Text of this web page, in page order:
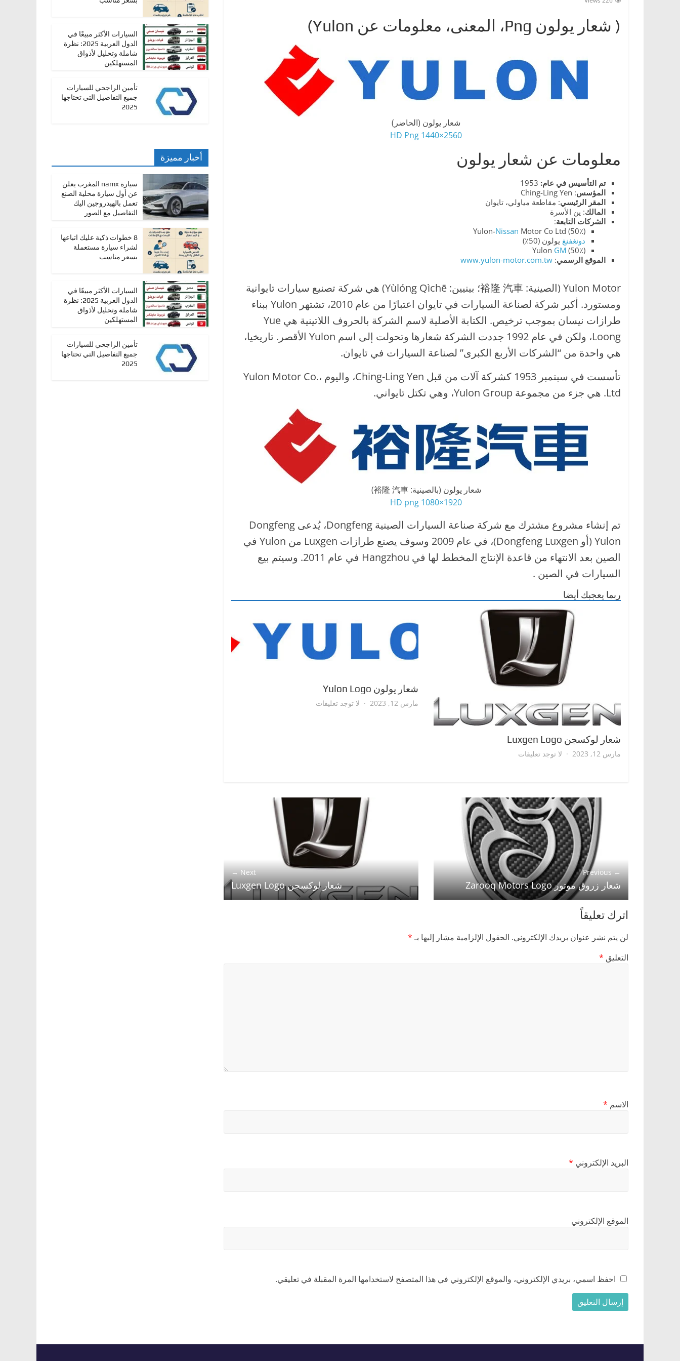
ت
ا
ي
،
ت
ي
ا
ت
س
ي
ا
ت
ا
ج
ة
( شعار يولونPng ‎، المعنى، معلومات عن Yulon)
شعار يولون (الحاضر)
2560×1440 HD Png
معلومات عن شعار يولون
تم التأسيس في عام:
المؤسس: Ching-Ling Yen
المقر الرئيسي: مقاطعة مياولي، تايوان
المالك: ين الأسرة
الشركات التابعة:
Yulon-Nissan Motor Co Ltd (50٪)
دونغفنغ يولون (50٪)
Yulon GM (50٪)
الموقع الرسمي:
www.yulon-motor.com.tw
Yulon Motor (الصينية: 裕隆 汽車؛ بينيين: Yùlóng Qìchē) هي شركة تصنيع سيارات تايوانية
ومستورد. أكبر شركة لصناعة السيارات في تايوان اعتبارًا من عام 2010، تشتهر Yulon ببناء
طرازات نيسان بموجب ترخيص. الكتابة الأصلية لاسم الشركة بالحروف اللاتينية هي Yue
Loong، ولكن في عام 1992 جددت الشركة شعارها وتحولت إلى اسم Yulon الأقصر. تاريخيا،
هي واحدة من “الشركات الأربع الكبرى” لصناعة السيارات في تايوان.
تأسست في سبتمبر 1953 كشركة آلات من قبل Ching-Ling Yen، واليوم Yulon Motor Co.،
Ltd. هي جزء من مجموعة Yulon Group، وهي تكتل تايواني.
شعار يولون (بالصينية: 裕隆 汽車)
1920×1080 HD png
تم إنشاء مشروع مشترك مع شركة صناعة السيارات الصينية Dongfeng، يُدعى Dongfeng
Yulon (أو Dongfeng Luxgen)، في عام 2009 وسوف يصنع طرازات Luxgen من Yulon في
الصين بعد الانتهاء من قاعدة الإنتاج المخطط لها في Hangzhou في عام 2011. وسيتم بيع
السيارات في الصين .
ربما يعجبك أيضا
شعار لوكسجن Luxgen Logo
مارس 12, 2023 لا توجد تعليقات
Logo
شعار يولون Yulon Logo
مارس 12, 2023 لا توجد تعليقات
← Previous
شعار زروق موتور Zarooq Motors Logo
Next →
شعار لوكسجن Luxgen Logo
اترك تعليقاً
لن يتم نشر عنوان بريدك الإلكتروني. الحقول الإلزامية مشار إليها بـ*
التعليق *
الاسم *
البريد الإلكتروني *
الموقع الإلكتروني
احفظ اسمي، بريدي الإلكتروني، والموقع الإلكتروني في هذا المتصفح لاستخدامها المرة المقبلة في تعليقي.
السيارات الأكثر مبيعًا في
الدول العربية 2025: نظرة
شاملة وتحليل لأذواق
المستهلكين
تأمين الراجحي للسيارات
جميع التفاصيل التي تحتاجها
2025
أخبار مميزة
سيارة namx المغرب يعلن
عن أول سيارة محلية الصنع
تعمل بالهيدروجين اليك
التفاصيل مع الصور
8 خطوات ذكية عليك اتباعها
لشراء سيارة مستعملة
بسعر مناسب
السيارات الأكثر مبيعًا في
الدول العربية 2025: نظرة
شاملة وتحليل لأذواق
المستهلكين
تأمين الراجحي للسيارات
جميع التفاصيل التي تحتاجها
2025